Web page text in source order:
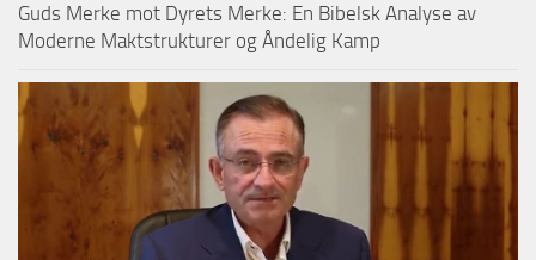
Guds Merke mot Dyrets Merke: En Bibelsk Analyse av
Moderne Maktstrukturer og Åndelig Kamp